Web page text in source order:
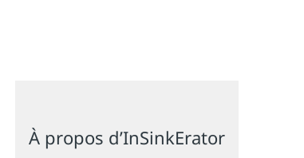
À propos d’InSinkErator